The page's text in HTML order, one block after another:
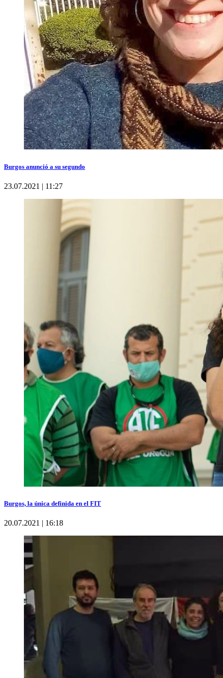
Burgos anunció a su segundo
23.07.2021 | 11:27
Burgos, la única definida en el FIT
20.07.2021 | 16:18